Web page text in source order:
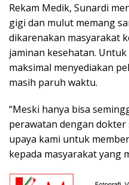
Rekam Medik, Sunardi
gigi dan mulut memang
dikarenakan masyarakat
jaminan kesehatan.
maksimal menyediakan
masih paruh waktu.
“Meski hanya bisa
perawatan dengan
upaya kami untuk
kepada masyarakat yang